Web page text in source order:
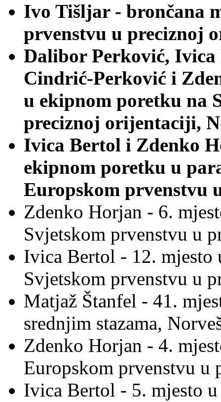
Ivo Tišljar - brončana
prvenstvu u preciznoj
Dalibor Perković,
Cindrić-Perković i
u ekipnom poretku na
preciznoj orijentaciji,
Ivica Bertol i Zdenko
ekipnom poretku u
Europskom prvenstvu
Zdenko Horjan - 6.
Svjetskom prvenstvu u
Ivica Bertol - 12.
Svjetskom prvenstvu u
Matjaž Štanfel - 41.
srednjim stazama,
Zdenko Horjan - 4.
Europskom prvenstvu u
Ivica Bertol - 5. mjesto